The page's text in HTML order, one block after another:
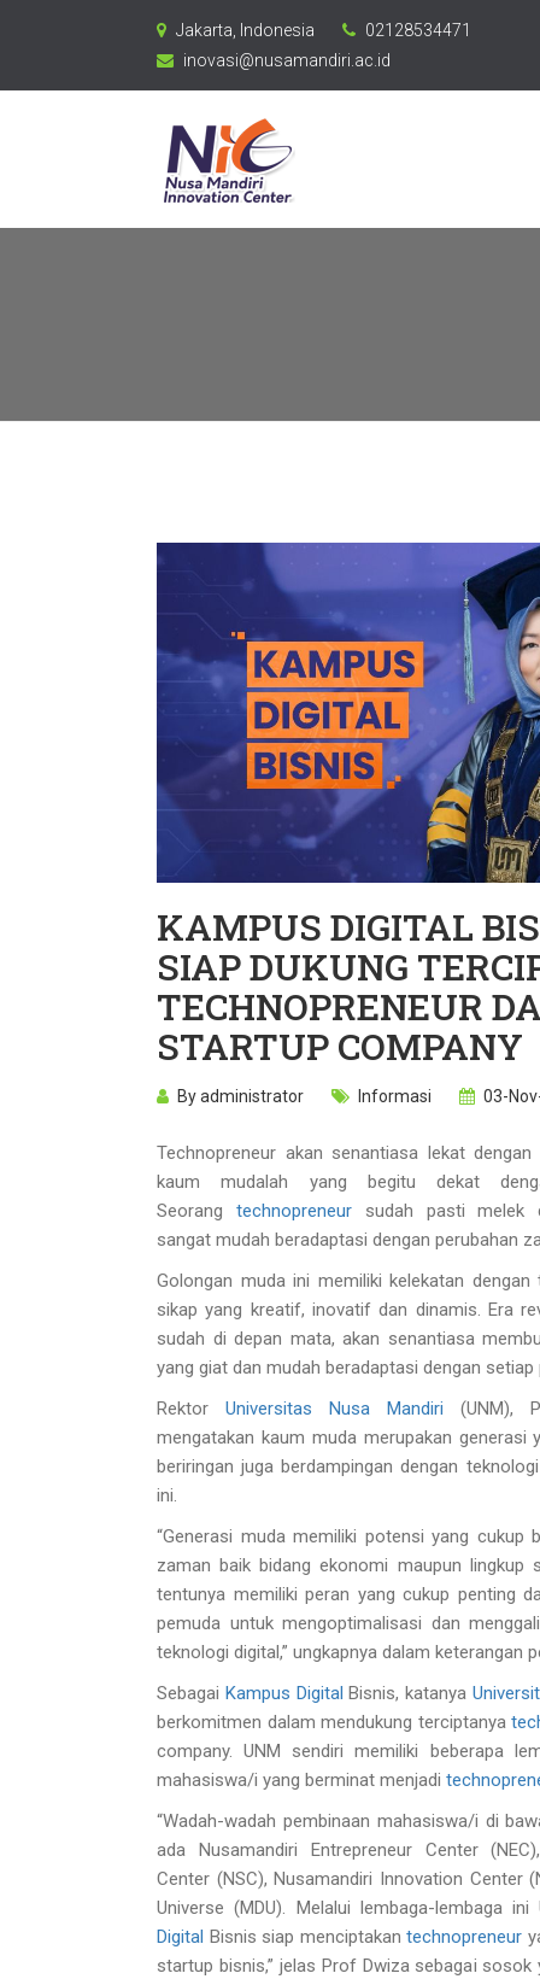
Jakarta, Indonesia
02128534471
inovasi@nusamandiri.ac.id
KAMPUS DIGITAL
SIAP DUKUNG
TECHNOPRENEUR
STARTUP COMPANY
Byadministrator Informasi 03-
Technopreneur akan senantiasa lekat
kaum mudalah yang begitu dekat
Seorang technopreneursudah pasti melek
sangat mudah beradaptasi dengan perubahan
Golongan muda ini memiliki kelekatan dengan
sikap yang kreatif, inovatif dan dinamis. Era
sudah di depan mata, akan senantiasa
yang giat dan mudah beradaptasi dengan setiap
Rektor Universitas Nusa Mandiri (UNM),
mengatakan kaum muda merupakan generasi
beriringan juga berdampingan dengan
ini.
“Generasi muda memiliki potensi yang cukup
zaman baik bidang ekonomi maupun lingkup
tentunya memiliki peran yang cukup penting
pemuda untuk mengoptimalisasi dan
teknologi digital,” ungkapnya dalam keterangan
Sebagai Kampus Digital Bisnis, katanya
berkomitmen dalam mendukung terciptanya
company. UNM sendiri memiliki beberapa
mahasiswa/i yang berminat menjadi
“Wadah-wadah pembinaan mahasiswa/i di
ada Nusamandiri Entrepreneur Center
Center (NSC), Nusamandiri Innovation Center
Universe (MDU). Melalui lembaga-lembaga
Digital Bisnis siap menciptakan technopreneur
startup bisnis,” jelas Prof Dwiza sebagai